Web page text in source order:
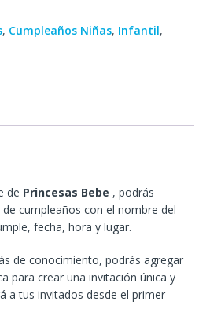
, Cumpleaños Niñas, Infantil,
de Princesas Bebe , podrás
cumpleaños con el nombre del
fecha, hora y lugar.
de conocimiento, podrás agregar
para crear una invitación única y
a tus invitados desde el primer